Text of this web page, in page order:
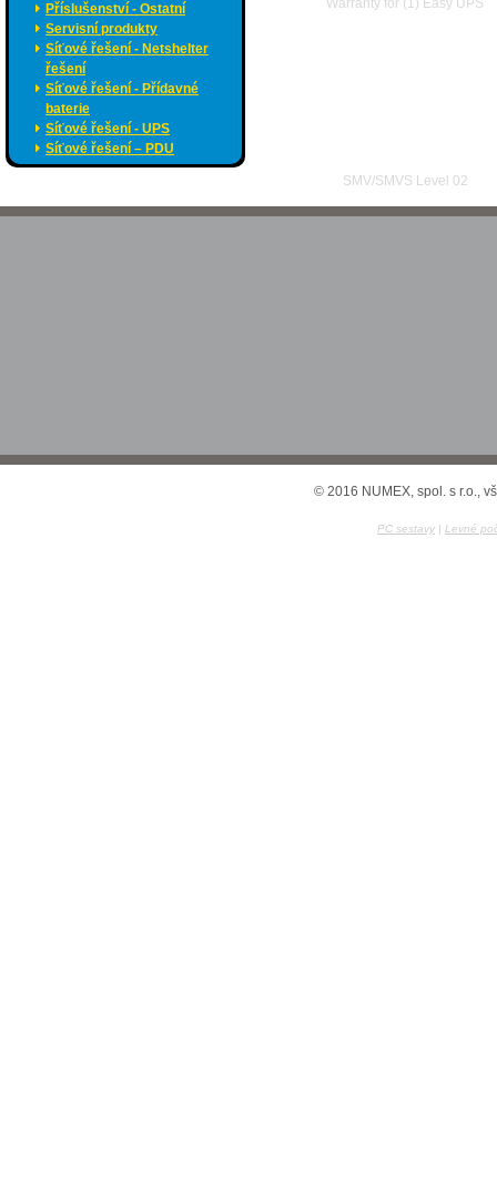
Příslušenství - Ostatní
Servisní produkty
Síťové řešení - Netshelter
řešení
Síťové řešení - Přídavné
baterie
Síťové řešení - UPS
Síťové řešení – PDU
© 2016 NUMEX, spol. s r.o.,
PC sestavy | Levné